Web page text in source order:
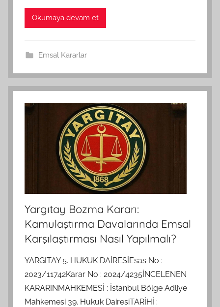
Okumaya devam et
Emsal Kararlar
Yargıtay Bozma Kararı:
Kamulaştırma Davalarında Emsal
Karşılaştırması Nasıl Yapılmalı?
YARGITAY 5. HUKUK DAİRESİEsas No :
2023/11742Karar No : 2024/4235İNCELENEN
KARARINMAHKEMESİ : İstanbul Bölge Adliye
Mahkemesi 39. Hukuk DairesiTARİHİ :